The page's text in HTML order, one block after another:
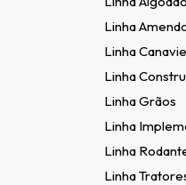
Linha
Linha
Linha
Linha Grãos
Linha
Linha
Linha